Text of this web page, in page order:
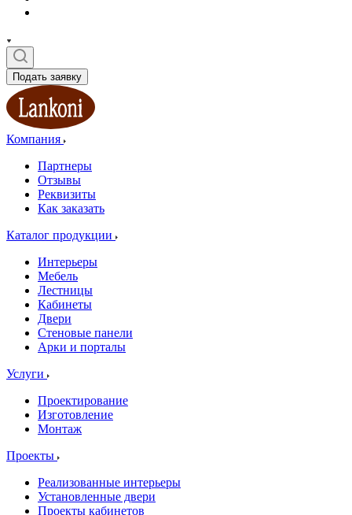
Подать заявку
Компания
Партнеры
Отзывы
Реквизиты
Как заказать
Каталог продукции
Интерьеры
Мебель
Лестницы
Кабинеты
Двери
Стеновые панели
Арки и порталы
Услуги
Проектирование
Изготовление
Монтаж
Проекты
Реализованные интерьеры
Установленные двери
Проекты кабинетов